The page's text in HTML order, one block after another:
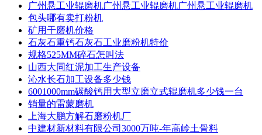
广州悬工业辊磨机广州悬工业辊磨机广州悬工业辊磨机
包头哪有卖打粉机
矿用干磨机价格
石灰石重钙石灰石工业磨粉机特价
规格525MM碎石怎叫法
山西大同红泥加工生产设备
沁水长石加工设备多少钱
6001000mm碳酸钙用大型立磨立式辊磨机多少钱一台
销量的雷蒙磨机
上海大鹏方解石磨粉机厂
中建材新材料有限公司3000万吨-年高岭土骨料